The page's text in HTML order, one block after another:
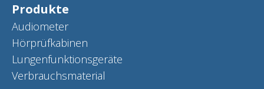
Produkte
Audiometer
Hörprüfkabinen
Lungenfunktionsgeräte
Verbrauchsmaterial